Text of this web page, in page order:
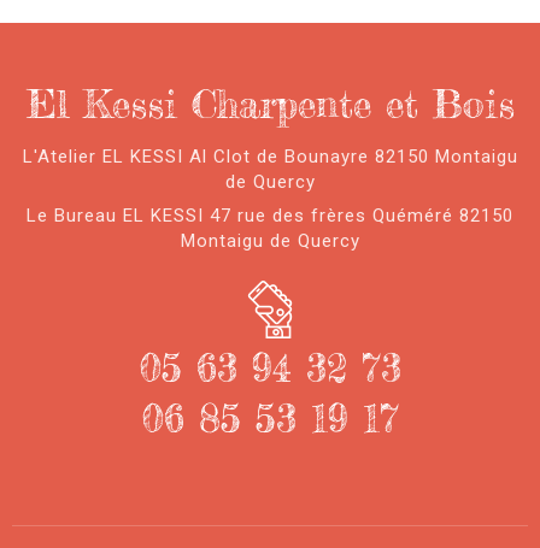
El Kessi Charpente et Bois
L'Atelier EL KESSI Al Clot de Bounayre 82150 Montaigu
de Quercy
Le Bureau EL KESSI 47 rue des frères Quéméré 82150
Montaigu de Quercy
05 63 94 32 73
06 85 53 19 17